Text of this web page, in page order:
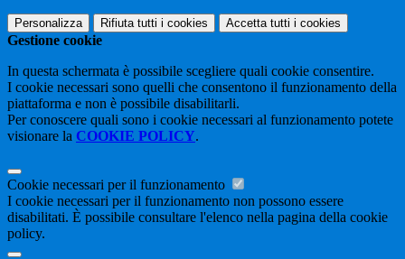
Personalizza Rifiuta tutti i cookies Accetta tutti i cookies
Gestione cookie
In questa schermata è possibile scegliere quali cookie consentire.
I cookie necessari sono quelli che consentono il funzionamento della
piattaforma e non è possibile disabilitarli.
Per conoscere quali sono i cookie necessari al funzionamento potete
visionare la COOKIE POLICY.
Cookie necessari per il funzionamento
I cookie necessari per il funzionamento non possono essere
disabilitati. È possibile consultare l'elenco nella pagina della cookie
policy.